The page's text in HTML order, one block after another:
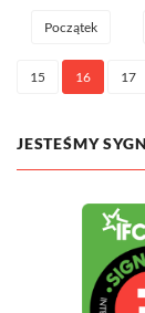
Początek
15 16 17
JESTEŚMY